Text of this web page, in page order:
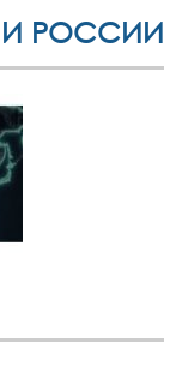
РОССИИ